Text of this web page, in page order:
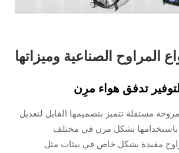
المراوح الصناعية وميزاتها
تدفق هواء مرِن
مستقلة تتميز بتصميمها القابل لتعديل
باستخدامها بشكل مرن في مختلف
مفيدة بشكل خاص في بيئات مثل